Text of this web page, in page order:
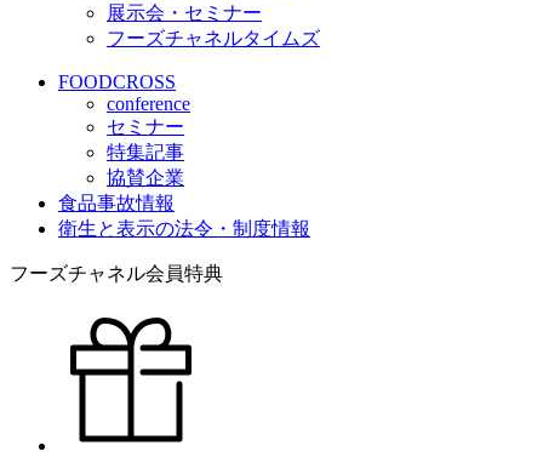
展示会・セミナー
フーズチャネルタイムズ
FOODCROSS
conference
セミナー
特集記事
協賛企業
食品事故情報
衛生と表示の法令・制度情報
フーズチャネル会員特典